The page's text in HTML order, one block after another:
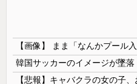
韓国サッカーのイメージが墜落